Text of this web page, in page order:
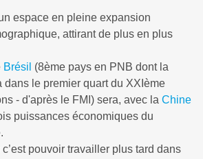
espace en pleine expansion
attirant de plus en plus
Brésil (8ème pays en PNB dont la
dans le premier quart du XXIème
- d'après le FMI) sera, avec la Chine
puissances économiques du
pouvoir travailler plus tard dans